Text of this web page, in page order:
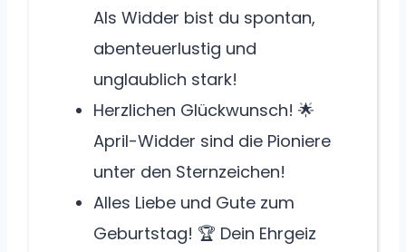
Als Widder bist du spontan,
abenteuerlustig und
unglaublich stark!
Herzlichen Glückwunsch! 🌟
April-Widder sind die Pioniere
unter den Sternzeichen!
Alles Liebe und Gute zum
Geburtstag! 🏆 Dein Ehrgeiz